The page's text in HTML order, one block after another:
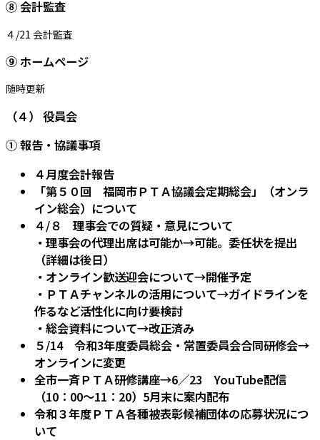
⑧ 会計監査
４/21 会計監査
⑨ ホームページ
随時更新
（４） 役員会
① 報告・協議事項
４月度会計報告
「第５０回 福岡市ＰＴＡ協議会定期総会」（オンラ
イン総会）について
４/８ 理事会での質疑・意見について
・理事会の代理出席は可能か→可能。委任状を提出
（詳細は後日）
・オンライン歓送迎会について→開催予定
・ＰＴＡチャンネルの活用について→ガイドラインを
作るなど活性化に向け要検討
・総会資料について→改正済み
５/14 令和3年度委員総会・常置委員会合同研修会→
オンラインに変更
全市一斉ＰＴＡ研修講座→6／23 YouTube配信
（10：00～11：20）5月末に案内配布
令和３年度ＰＴＡ各種被表彰候補団体の応募状況につ
いて